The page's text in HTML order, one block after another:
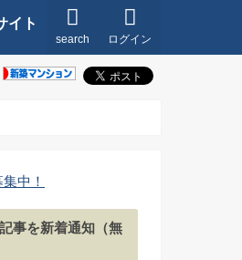
ログイン
search
イト
事を新着通知（無